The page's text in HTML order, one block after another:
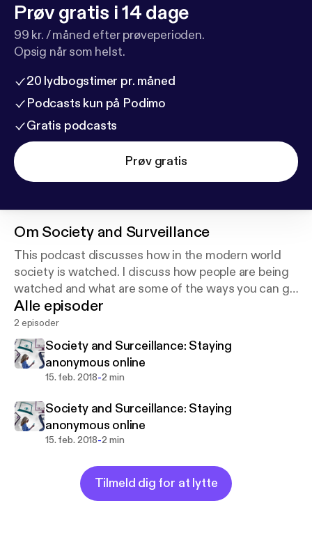
Prøv gratis i 14 dage
99 kr. / måned efter prøveperioden.
Opsig når som helst.
20 lydbogstimer pr. måned
Podcasts kun på Podimo
Gratis podcasts
Prøv gratis
Om Society and Surveillance
This podcast discusses how in the modern world
society is watched. I discuss how people are being
watched and what are some of the ways you can go
about protecting your personal information and
privacy in this new digital age.
Alle episoder
2 episoder
Society and Surceillance: Staying
anonymous online
15. feb. 2018-2 min
Society and Surceillance: Staying
anonymous online
15. feb. 2018-2 min
Tilmeld dig for at lytte